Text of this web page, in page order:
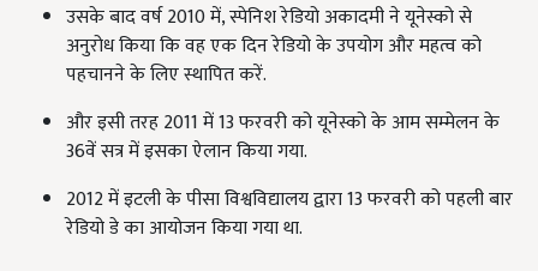
उसके बाद वर्ष 2010 में, स्पेनिश रेडियो अकादमी ने यूनेस्को से
अनुरोध किया कि वह एक दिन रेडियो के उपयोग और महत्व को
पहचानने के लिए स्थापित करें.
और इसी तरह 2011 में 13 फरवरी को यूनेस्को के आम सम्मेलन के
36वें सत्र में इसका ऐलान किया गया.
2012 में इटली के पीसा विश्वविद्यालय द्वारा 13 फरवरी को पहली बार
रेडियो डे का आयोजन किया गया था.